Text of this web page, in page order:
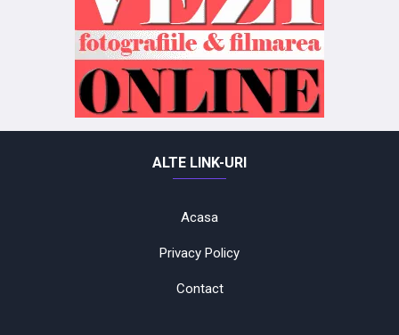
ALTE LINK-URI
Acasa
Privacy Policy
Contact